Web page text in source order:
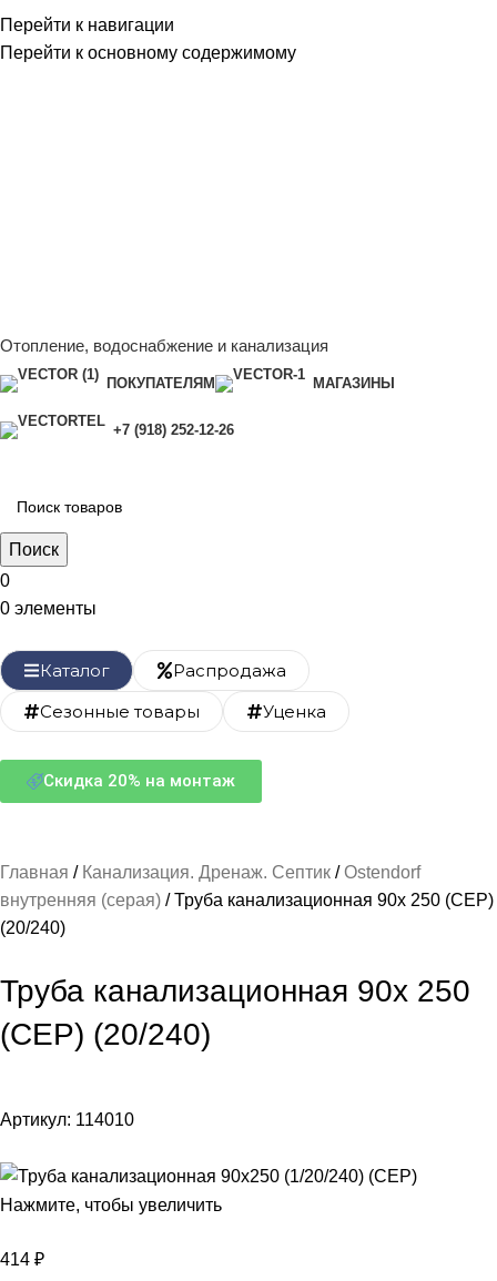
Перейти к навигации
Перейти к основному содержимому
Отопление, водоснабжение и канализация
ПОКУПАТЕЛЯМ МАГАЗИНЫ
+7 (918) 252-12-26
Поиск
0
0 элементы
Каталог
Распродажа
Сезонные товары
Уценка
Скидка 20% на монтаж
Главная Канализация. Дренаж. Септик
Ostendorf
внутренняя (серая)
Труба канализационная 90х 250 (СЕР)
(20/240)
Труба канализационная 90х 250
(СЕР) (20/240)
Артикул: 114010
Нажмите, чтобы увеличить
414 ₽